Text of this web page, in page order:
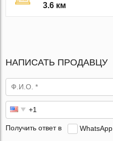
3.6 км
НАПИСАТЬ ПРОДАВЦУ
Получить ответ в WhatsApp